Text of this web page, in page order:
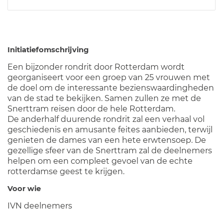
Initiatiefomschrijving
Een bijzonder rondrit door Rotterdam wordt
georganiseert voor een groep van 25 vrouwen met
de doel om de interessante bezienswaardingheden
van de stad te bekijken. Samen zullen ze met de
Snerttram reisen door de hele Rotterdam.
De anderhalf duurende rondrit zal een verhaal vol
geschiedenis en amusante feites aanbieden, terwijl
genieten de dames van een hete erwtensoep. De
gezellige sfeer van de Snerttram zal de deelnemers
helpen om een compleet gevoel van de echte
rotterdamse geest te krijgen.
Voor wie
IVN deelnemers